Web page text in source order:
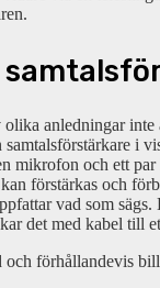
anledningar inte
i
mikrofon och ett
förstärkas och
vad som sägs.
det med kabel till
och förhållandevis